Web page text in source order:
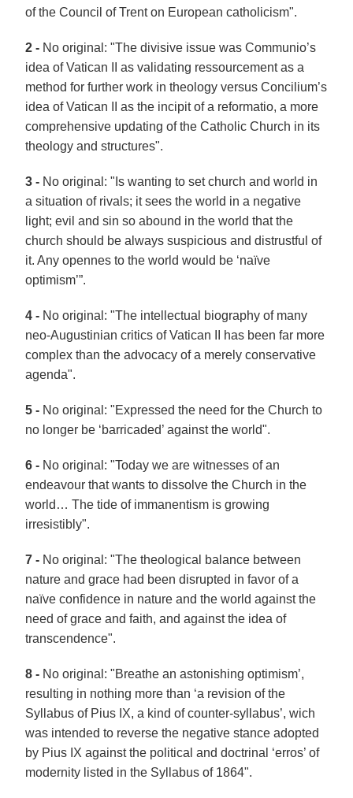
of the Council of Trent on European catholicism".
2 - No original: "The divisive issue was Communio’s
idea of Vatican II as validating ressourcement as a
method for further work in theology versus Concilium’s
idea of Vatican II as the incipit of a reformatio, a more
comprehensive updating of the Catholic Church in its
theology and structures".
3 - No original: "Is wanting to set church and world in
a situation of rivals; it sees the world in a negative
light; evil and sin so abound in the world that the
church should be always suspicious and distrustful of
it. Any opennes to the world would be ‘naïve
optimism’”.
4 - No original: "The intellectual biography of many
neo-Augustinian critics of Vatican II has been far more
complex than the advocacy of a merely conservative
agenda".
5 - No original: "Expressed the need for the Church to
no longer be ‘barricaded’ against the world".
6 - No original: "Today we are witnesses of an
endeavour that wants to dissolve the Church in the
world… The tide of immanentism is growing
irresistibly".
7 - No original: "The theological balance between
nature and grace had been disrupted in favor of a
naïve confidence in nature and the world against the
need of grace and faith, and against the idea of
transcendence".
8 - No original: "Breathe an astonishing optimism’,
resulting in nothing more than ‘a revision of the
Syllabus of Pius IX, a kind of counter-syllabus’, wich
was intended to reverse the negative stance adopted
by Pius IX against the political and doctrinal ‘erros’ of
modernity listed in the Syllabus of 1864".